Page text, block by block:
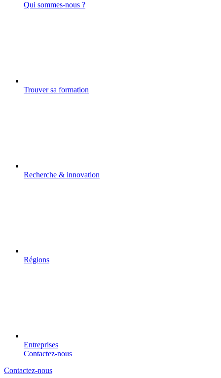
Qui sommes-nous ?
Trouver sa formation
Recherche & innovation
Régions
Entreprises
Contactez-nous
Contactez-nous